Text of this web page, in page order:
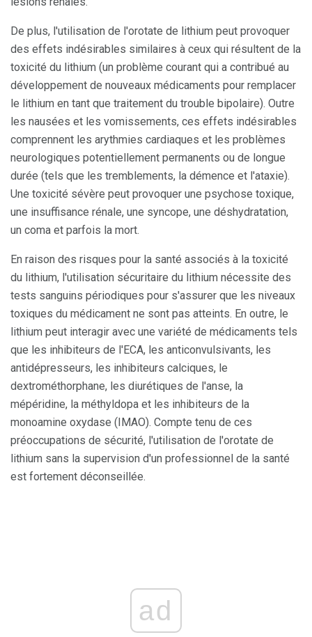
De plus, l'utilisation de l'orotate de lithium peut provoquer
des effets indésirables similaires à ceux qui résultent de la
toxicité du lithium (un problème courant qui a contribué au
développement de nouveaux médicaments pour remplacer
le lithium en tant que traitement du trouble bipolaire). Outre
les nausées et les vomissements, ces effets indésirables
comprennent les arythmies cardiaques et les problèmes
neurologiques potentiellement permanents ou de longue
durée (tels que les tremblements, la démence et l'ataxie).
Une toxicité sévère peut provoquer une psychose toxique,
une insuffisance rénale, une syncope, une déshydratation,
un coma et parfois la mort.
En raison des risques pour la santé associés à la toxicité
du lithium, l'utilisation sécuritaire du lithium nécessite des
tests sanguins périodiques pour s'assurer que les niveaux
toxiques du médicament ne sont pas atteints. En outre, le
lithium peut interagir avec une variété de médicaments tels
que les inhibiteurs de l'ECA, les anticonvulsivants, les
antidépresseurs, les inhibiteurs calciques, le
dextrométhorphane, les diurétiques de l'anse, la
mépéridine, la méthyldopa et les inhibiteurs de la
monoamine oxydase (IMAO). Compte tenu de ces
préoccupations de sécurité, l'utilisation de l'orotate de
lithium sans la supervision d'un professionnel de la santé
est fortement déconseillée.
ad